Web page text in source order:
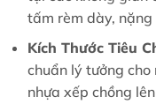
tấm rèm dày,
Kích Thước Tiêu
chuẩn lý tưởng
nhựa xếp chồng